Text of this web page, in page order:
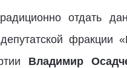
отдать
фракции
Владимир